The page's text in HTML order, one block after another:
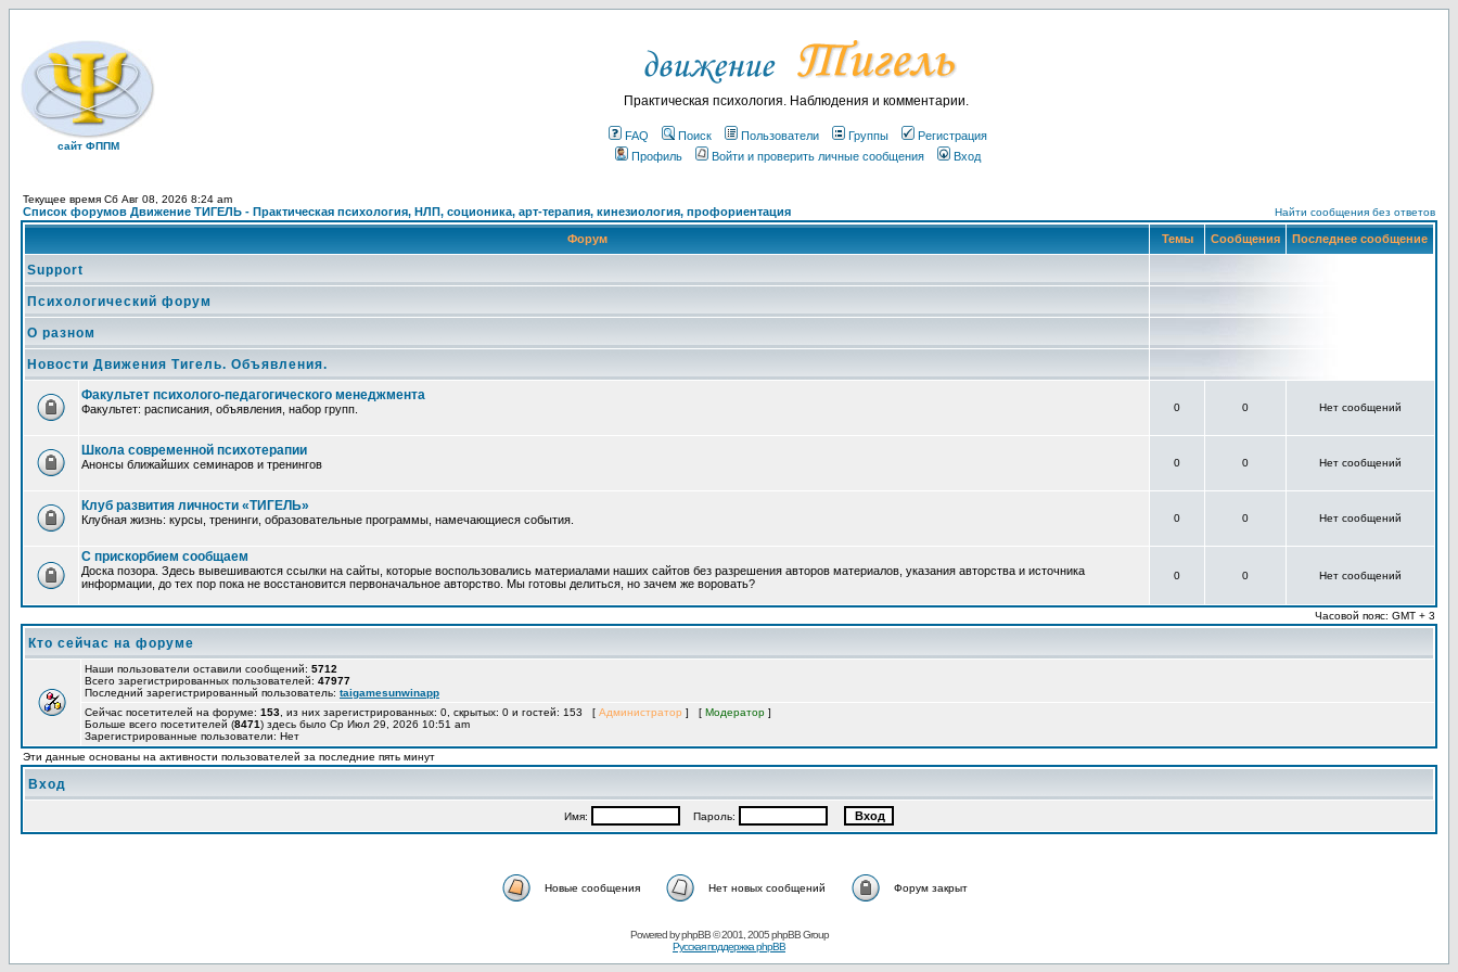
сайт ФППМ
Практическая психология. Наблюдения и комментарии.
FAQ Поиск Пользователи Группы
Регистрация
Профиль
Войти и проверить личные сообщения Вход
Текущее время Сб Авг 08, 2026 8:24 am
Список форумов Движение ТИГЕЛЬ - Практическая психология, НЛП, соционика, арт-терапия, кинезиология, профориентация Найти сообщения без ответов
Форум Темы Сообщения Последнее сообщение
Support
Психологический форум
О разном
Новости Движения Тигель. Объявления.
Факультет психолого-педагогического менеджмента
Факультет: расписания, объявления, набор групп. 0 0 Нет сообщений
Школа современной психотерапии
Анонсы ближайших семинаров и тренингов 0 0 Нет сообщений
Клуб развития личности «ТИГЕЛЬ»
Клубная жизнь: курсы, тренинги, образовательные программы, намечающиеся события. 0 0 Нет сообщений
С прискорбием сообщаем
Доска позора. Здесь вывешиваются ссылки на сайты, которые воспользовались материалами наших сайтов без разрешения авторов материалов, указания авторства и источника
информации, до тех пор пока не восстановится первоначальное авторство. Мы готовы делиться, но зачем же воровать?
0 0 Нет сообщений
Часовой пояс: GMT + 3
Кто сейчас на форуме
Наши пользователи оставили сообщений: 5712
Всего зарегистрированных пользователей: 47977
Последний зарегистрированный пользователь: taigamesunwinapp
Сейчас посетителей на форуме: 153 , из них зарегистрированных: 0, скрытых: 0 и гостей: 153 [ Администратор ] [ Модератор ]
Больше всего посетителей (8471) здесь было Ср Июл 29, 2026 10:51 am
Зарегистрированные пользователи: Нет
Эти данные основаны на активности пользователей за последние пять минут
Вход
Имя: Пароль:
Новые сообщения Нет новых сообщений Форум закрыт
Powered byphpBB© 2001, 2005 phpBB Group
Русская поддержка phpBB